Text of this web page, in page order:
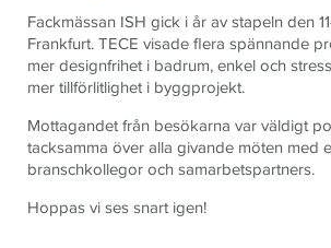
Fackmässan ISH gick i år av stapeln den
Frankfurt. TECE visade flera spännande
mer designfrihet i badrum, enkel och
mer tillförlitlighet i byggprojekt.
Mottagandet från besökarna var väldigt
tacksamma över alla givande möten med
branschkollegor och samarbetspartners.
Hoppas vi ses snart igen!